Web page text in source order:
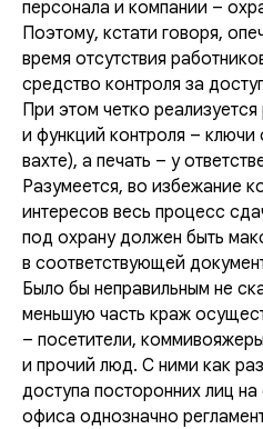
персонала и компании –
Поэтому, кстати говоря,
время отсутствия
средство контроля за
При этом четко
и функций контроля –
вахте), а печать – у
Разумеется, во избежание
интересов весь процесс
под охрану должен быть
в соответствующей
Было бы неправильным не
меньшую часть краж
– посетители,
и прочий люд. С ними как
доступа посторонних лиц
офиса однозначно